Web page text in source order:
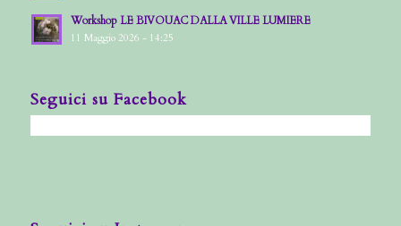
Workshop LE BIVOUAC DALLA VILLE LUMIERE
11 Maggio 2026 - 14:25
Seguici su Facebook